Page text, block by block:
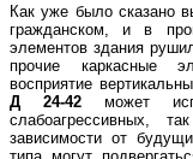
Как уже было сказано
гражданском, и в
элементов здания
прочие каркасные
восприятие
Д 24-42может
слабоагрессивных,
зависимости от